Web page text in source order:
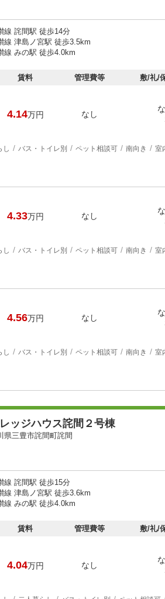
線 詫間駅 徒歩14分
線 津島ノ宮駅 徒歩3.5km
線 みの駅 徒歩4.0km
賃料 管理費等 敷/礼/
4.14万円 なし
し バス・トイレ別 ペット相談可 南向き 室
4.33万円 なし
し バス・トイレ別 ペット相談可 南向き 室
4.56万円 なし
し バス・トイレ別 ペット相談可 南向き 室
ッジハウス詫間２号棟
県三豊市詫間町詫間
線 詫間駅 徒歩15分
線 津島ノ宮駅 徒歩3.6km
線 みの駅 徒歩4.0km
賃料 管理費等 敷/礼/
4.04万円 なし